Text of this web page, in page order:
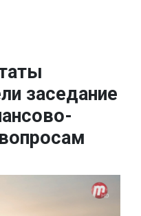
заседание